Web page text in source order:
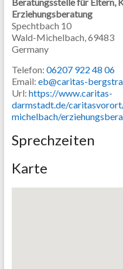
Erziehungsberatung
Spechtbach 10
Wald-Michelbach,69483
Germany
Telefon: 06207 922 48 06
Email: eb@caritas-
Url: https://www.caritas-
darmstadt.de/
michelbach/
Sprechzeiten
Karte